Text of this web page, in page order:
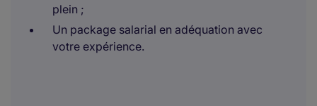
plein ;
Un package salarial en adéquation avec
votre expérience.